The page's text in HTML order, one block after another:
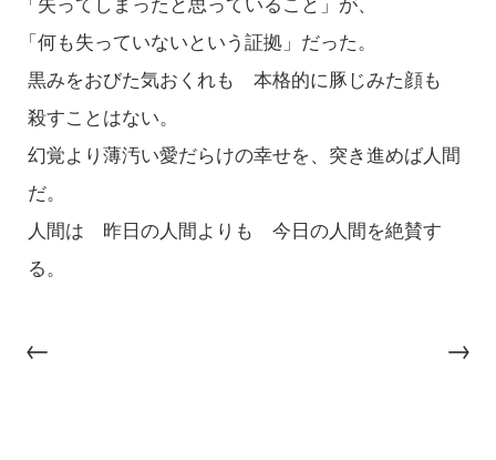
「 失ってしまったと思っていること」が、
「 何も失っていないという証拠」だった。
黒みをおびた気おくれも 本格的に豚じみた顔も
殺すことはない。
幻覚より薄汚い愛だらけの幸せを、突き進めば人間
だ。
人間は 昨日の人間よりも 今日の人間を絶賛す
る。
← →